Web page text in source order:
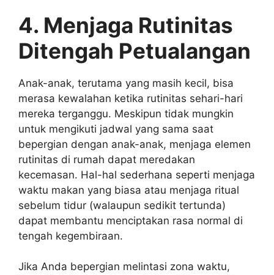
4. Menjaga Rutinitas
Ditengah Petualangan
Anak-anak, terutama yang masih kecil, bisa
merasa kewalahan ketika rutinitas sehari-hari
mereka terganggu. Meskipun tidak mungkin
untuk mengikuti jadwal yang sama saat
bepergian dengan anak-anak, menjaga elemen
rutinitas di rumah dapat meredakan
kecemasan. Hal-hal sederhana seperti menjaga
waktu makan yang biasa atau menjaga ritual
sebelum tidur (walaupun sedikit tertunda)
dapat membantu menciptakan rasa normal di
tengah kegembiraan.
Jika Anda bepergian melintasi zona waktu,